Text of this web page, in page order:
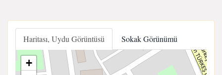
Haritası, Uydu Görüntüsü Sokak Görünümü
+